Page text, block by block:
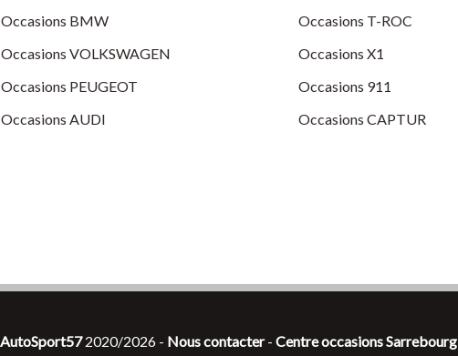
Occasions BMW
Occasions VOLKSWAGEN
Occasions PEUGEOT
Occasions AUDI
Occasions T-ROC
Occasions X1
Occasions 911
Occasions CAPTUR
AutoSport572020/2026 - Nous contacter-Centre occasions Sarrebourg